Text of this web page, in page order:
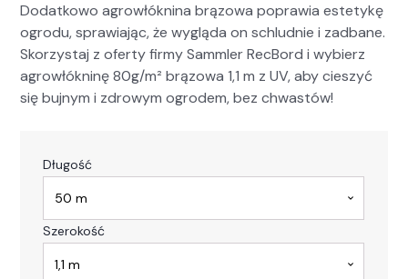
Dodatkowo agrowłókn­i­na brą­zowa popraw­ia este­tykę
ogro­du, spraw­ia­jąc, że wyglą­da on schlud­nie i zad­bane.
Sko­rzys­taj z ofer­ty firmy Samm­ler RecBord i wybierz
agrowłókn­inę 80g/m² brą­zowa 1,1 m z UV, aby cieszyć
się bujnym i zdrowym ogro­dem, bez chwastów!
Długość
Szerokość